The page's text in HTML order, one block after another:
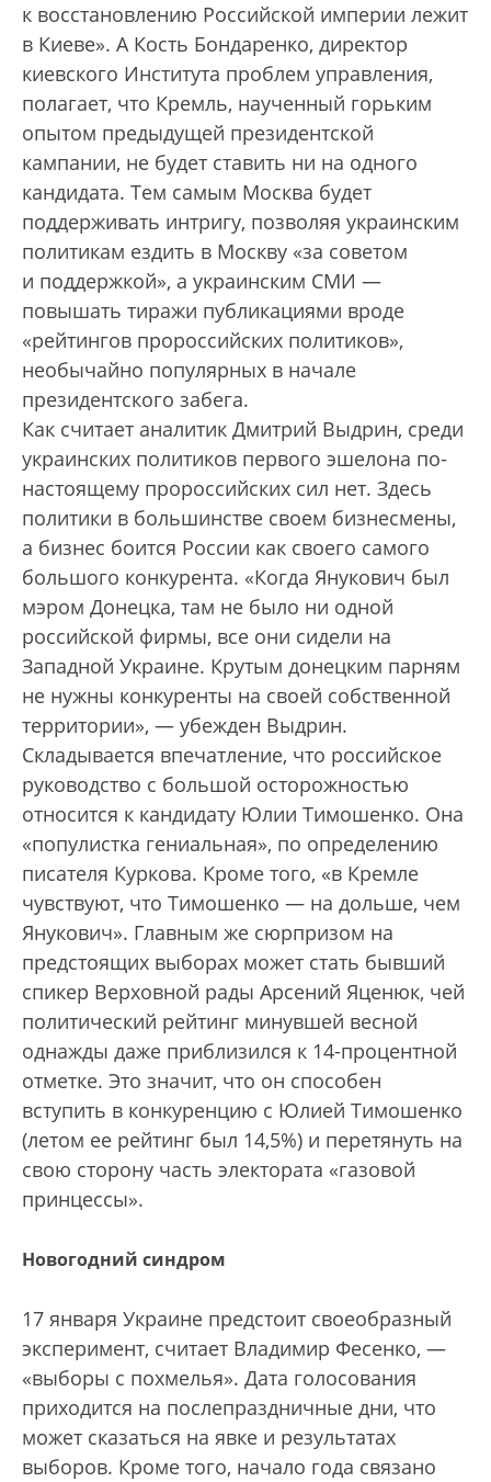
к восстановлению Российской империи лежит
в Киеве». А Кость Бондаренко, директор
киевского Института проблем управления,
полагает, что Кремль, наученный горьким
опытом предыдущей президентской
кампании, не будет ставить ни на одного
кандидата. Тем самым Москва будет
поддерживать интригу, позволяя украинским
политикам ездить в Москву «за советом
и поддержкой», а украинским СМИ —
повышать тиражи публикациями вроде
«рейтингов пророссийских политиков»,
необычайно популярных в начале
президентского забега.
Как считает аналитик Дмитрий Выдрин, среди
украинских политиков первого эшелона по-
настоящему пророссийских сил нет. Здесь
политики в большинстве своем бизнесмены,
а бизнес боится России как своего самого
большого конкурента. «Когда Янукович был
мэром Донецка, там не было ни одной
российской фирмы, все они сидели на
Западной Украине. Крутым донецким парням
не нужны конкуренты на своей собственной
территории», — убежден Выдрин.
Складывается впечатление, что российское
руководство с большой осторожностью
относится к кандидату Юлии Тимошенко. Она
«популистка гениальная», по определению
писателя Куркова. Кроме того, «в Кремле
чувствуют, что Тимошенко — на дольше, чем
Янукович». Главным же сюрпризом на
предстоящих выборах может стать бывший
спикер Верховной рады Арсений Яценюк, чей
политический рейтинг минувшей весной
однажды даже приблизился к 14-процентной
отметке. Это значит, что он способен
вступить в конкуренцию с Юлией Тимошенко
(летом ее рейтинг был 14,5%) и перетянуть на
свою сторону часть электората «газовой
принцессы».
Новогодний синдром
17 января Украине предстоит своеобразный
эксперимент, считает Владимир Фесенко, —
«выборы с похмелья». Дата голосования
приходится на послепраздничные дни, что
может сказаться на явке и результатах
выборов. Кроме того, начало года связано